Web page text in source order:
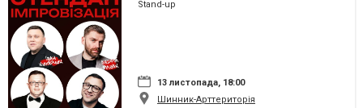
Stand-up
13 листопада, 18:00
Шинник-Арттериторія